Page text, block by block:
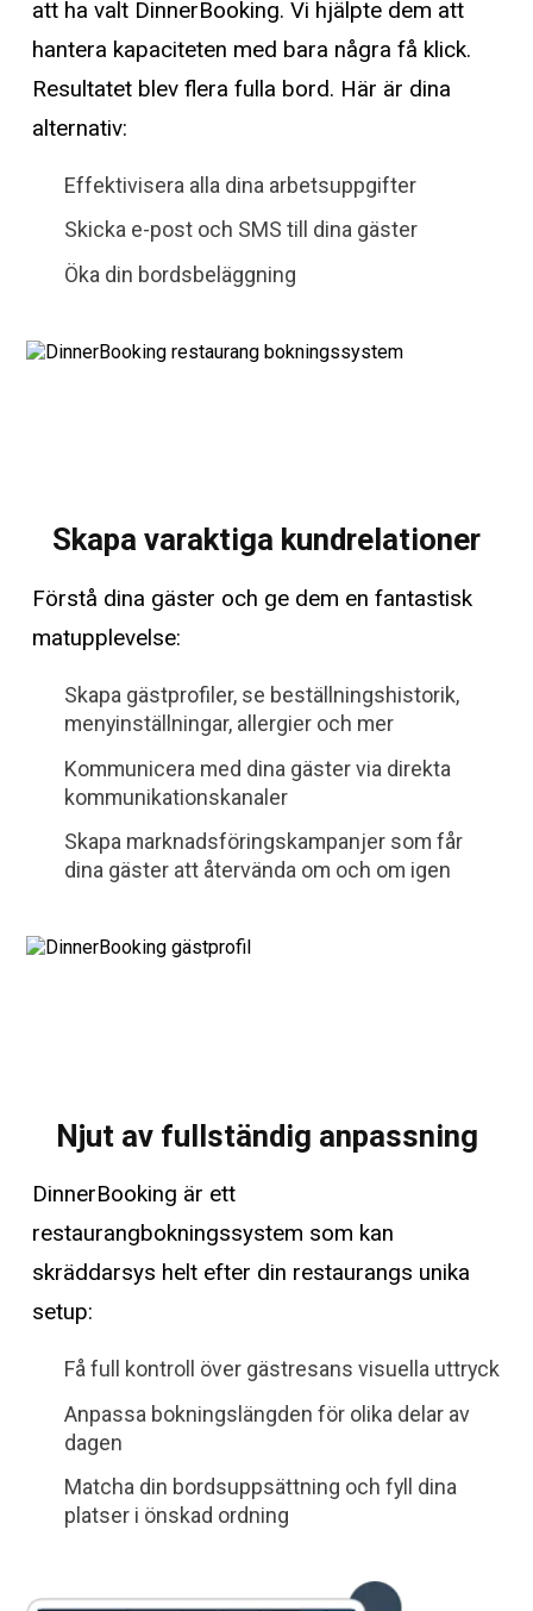
att ha valt DinnerBooking. Vi hjälpte dem att
hantera kapaciteten med bara några få klick.
Resultatet blev flera fulla bord. Här är dina
alternativ:
Effektivisera alla dina arbetsuppgifter
Skicka e-post och SMS till dina gäster
Öka din bordsbeläggning
Skapa varaktiga kundrelationer
Förstå dina gäster och ge dem en fantastisk
matupplevelse:
Skapa gästprofiler, se beställningshistorik,
menyinställningar, allergier och mer
Kommunicera med dina gäster via direkta
kommunikationskanaler
Skapa marknadsföringskampanjer som får
dina gäster att återvända om och om igen
Njut av fullständig anpassning
DinnerBooking är ett
restaurangbokningssystem som kan
skräddarsys helt efter din restaurangs unika
setup:
Få full kontroll över gästresans visuella uttryck
Anpassa bokningslängden för olika delar av
dagen
Matcha din bordsuppsättning och fyll dina
platser i önskad ordning